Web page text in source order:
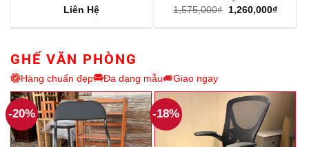
Liên Hệ
1,575,000₫
Giá
gốc
là:
1,260,000₫Giá
tại
GHẾ VĂN PHÒNG
Hàng chuẩn đẹp Đa dạng mẫu Giao ngay
-20% -18%